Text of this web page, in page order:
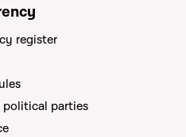
register
parties